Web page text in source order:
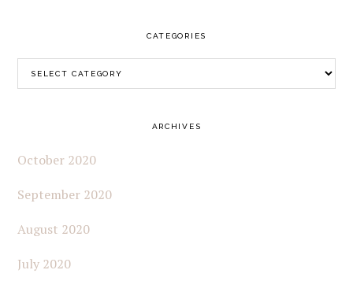
CATEGORIES
Categories
ARCHIVES
October 2020
September 2020
August 2020
July 2020